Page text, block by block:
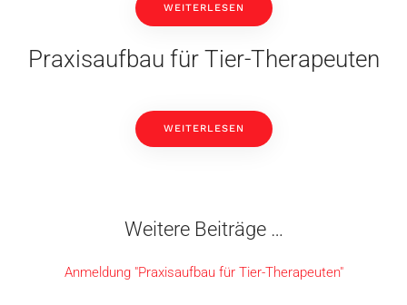
WEITERLESEN
Praxisaufbau für Tier-Therapeuten
WEITERLESEN
Weitere Beiträge …
Anmeldung "Praxisaufbau für Tier-Therapeuten"